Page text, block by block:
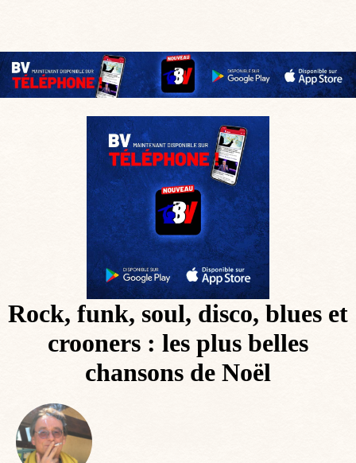
Rock, funk, soul, disco, blues et
crooners : les plus belles
chansons de Noël